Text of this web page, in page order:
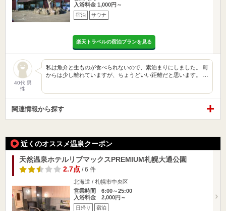
入浴料金 1,000円～
宿泊 サウナ
楽天トラベルの宿泊プランを見る
40代 男
性
私は魚介と生ものが食べられないので、素泊まりにしました。 町
からは少し離れていますが、ちょうどいい距離だと思います。 …
関連情報から探す
近くのオススメ温泉クーポン
天然温泉ホテルリブマックスPREMIUM札幌大通公園
2.7点/ 6 件
北海道 / 札幌市中央区
営業時間 6:00～25:00
入浴料金 2,000円～
日帰り 宿泊